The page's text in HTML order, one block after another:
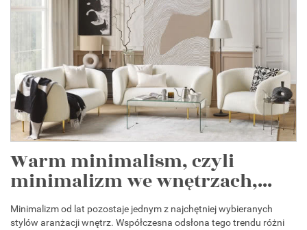
Warm minimalism, czyli
minimalizm we wnętrzach,...
Minimalizm od lat pozostaje jednym z najchętniej wybieranych
stylów aranżacji wnętrz. Współczesna odsłona tego trendu różni